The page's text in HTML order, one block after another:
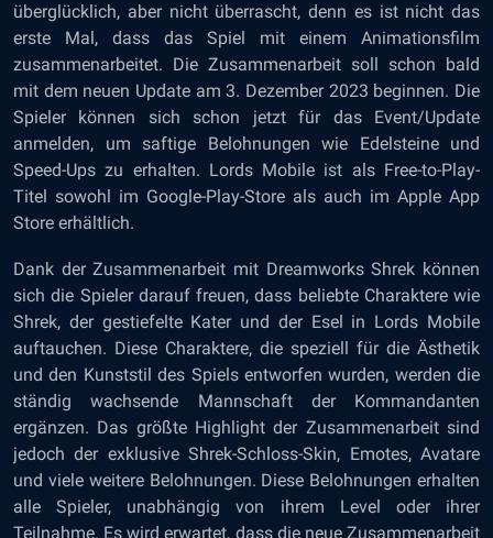
überglücklich, aber nicht überrascht, denn es ist nicht das
erste Mal, dass das Spiel mit einem Animationsfilm
zusammenarbeitet. Die Zusammenarbeit soll schon bald
mit dem neuen Update am 3. Dezember 2023 beginnen. Die
Spieler können sich schon jetzt für das Event/Update
anmelden, um saftige Belohnungen wie Edelsteine und
Speed-Ups zu erhalten. Lords Mobile ist als Free-to-Play-
Titel sowohl im Google-Play-Store als auch im Apple App
Store erhältlich.
Dank der Zusammenarbeit mit Dreamworks Shrek können
sich die Spieler darauf freuen, dass beliebte Charaktere wie
Shrek, der gestiefelte Kater und der Esel in Lords Mobile
auftauchen. Diese Charaktere, die speziell für die Ästhetik
und den Kunststil des Spiels entworfen wurden, werden die
ständig wachsende Mannschaft der Kommandanten
ergänzen. Das größte Highlight der Zusammenarbeit sind
jedoch der exklusive Shrek-Schloss-Skin, Emotes, Avatare
und viele weitere Belohnungen. Diese Belohnungen erhalten
alle Spieler, unabhängig von ihrem Level oder ihrer
Teilnahme. Es wird erwartet, dass die neue Zusammenarbeit